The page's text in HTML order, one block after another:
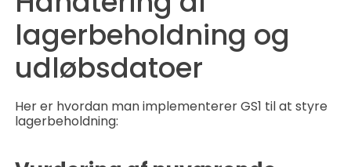
lagerbeholdning og
udløbsdatoer
Her er hvordan man implementerer GS1 til at styre
lagerbeholdning: